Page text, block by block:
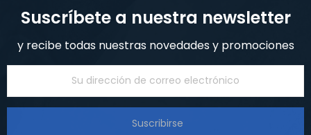
Suscríbete a nuestra newsletter
y recibe todas nuestras novedades y promociones
Suscribirse